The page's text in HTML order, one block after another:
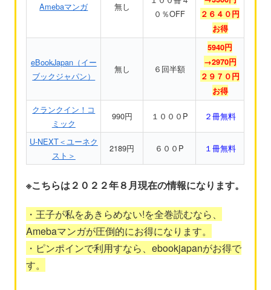
Amebaマンガ 無し
０％OFF
２６４０円
お得
eBookJapan（イー
ブックジャパン）
無し ６回半額
5940円
→2970円
２９７０円
お得
クランクイン！コ
ミック
990円 １０００P ２冊無料
U-NEXT＜ユーネク
スト＞
2189円 ６００P １冊無料
※こちらは２０２２年８月現在の情報になります。
・王子が私をあきらめない!を全巻読むなら、
Amebaマンガが圧倒的にお得になります。
・ピンポインで利用すなら、ebookjapanがお得で
す。